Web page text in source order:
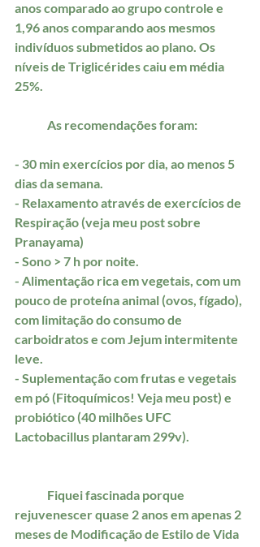
anos comparado ao grupo controle e
1,96 anos comparando aos mesmos
indivíduos submetidos ao plano. Os
níveis de Triglicérides caiu em média
25%.
	As recomendações foram:
- 30 min exercícios por dia, ao menos 5
dias da semana.
- Relaxamento através de exercícios de
Respiração (veja meu post sobre
Pranayama)
- Sono > 7 h por noite.
- Alimentação rica em vegetais, com um
pouco de proteína animal (ovos, fígado),
com limitação do consumo de
carboidratos e com Jejum intermitente
leve.
- Suplementação com frutas e vegetais
em pó (Fitoquímicos! Veja meu post) e
probiótico (40 milhões UFC
Lactobacillus plantaram 299v).
rejuvenescer quase 2 anos em apenas 2
meses de Modificação de Estilo de Vida